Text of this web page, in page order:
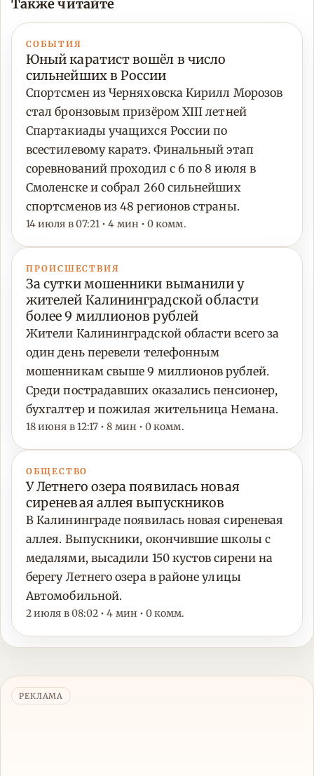
Также читайте
СОБЫТИЯ
Юный каратист вошёл в число
сильнейших в России
Спортсмен из Черняховска Кирилл Морозов
стал бронзовым призёром XIII летней
Спартакиады учащихся России по
всестилевому каратэ. Финальный этап
соревнований проходил с 6 по 8 июля в
Смоленске и собрал 260 сильнейших
спортсменов из 48 регионов страны.
14 июля в 07:21 • 4 мин • 0 комм.
ПРОИСШЕСТВИЯ
За сутки мошенники выманили у
жителей Калининградской области
более 9 миллионов рублей
Жители Калининградской области всего за
один день перевели телефонным
мошенникам свыше 9 миллионов рублей.
Среди пострадавших оказались пенсионер,
бухгалтер и пожилая жительница Немана.
18 июня в 12:17 • 8 мин • 0 комм.
ОБЩЕСТВО
У Летнего озера появилась новая
сиреневая аллея выпускников
В Калининграде появилась новая сиреневая
аллея. Выпускники, окончившие школы с
медалями, высадили 150 кустов сирени на
берегу Летнего озера в районе улицы
Автомобильной.
2 июля в 08:02 • 4 мин • 0 комм.
РЕКЛАМА